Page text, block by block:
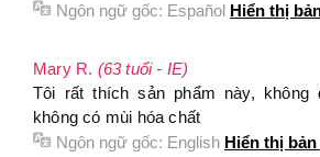
Ngôn ngữ gốc: Español Hiển thị
Mary R. (63 tuổi - IE)
Tôi rất thích sản phẩm này, không
không có mùi hóa chất
Ngôn ngữ gốc: English Hiển thị